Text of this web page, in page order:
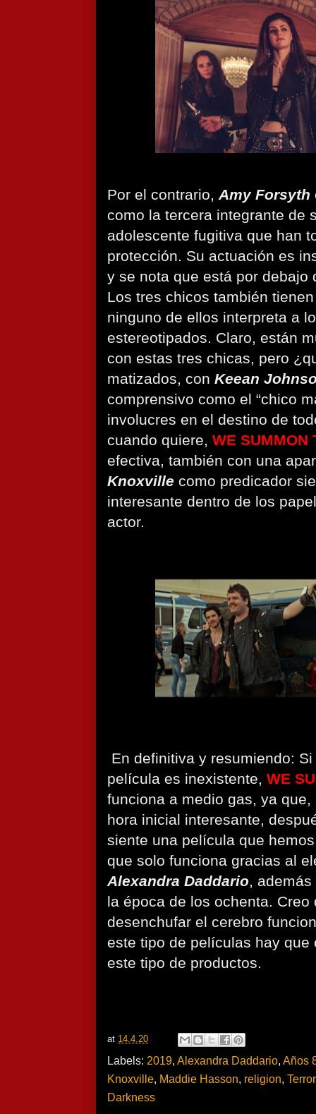
Por el contrario,Amy Forsyth
como la tercera integrante de
adolescente fugitiva que han
protección. Su actuación es
y se nota que está por debajo
Los tres chicos también
ninguno de ellos interpreta a
estereotipados. Claro, están
con estas tres chicas, pero
matizados, con Keean
comprensivo como el “chico
involucres en el destino de
cuando quiere, WE SUMMON
efectiva, también con una
Knoxville como predicador
interesante dentro de los
actor.
En definitiva y resumiendo:
película es inexistente, WE
funciona a medio gas, ya que,
hora inicial interesante,
siente una película que
que solo funciona gracias al
Alexandra Daddario,
la época de los ochenta.
desenchufar el cerebro
este tipo de películas hay
este tipo de productos.
at 14.4.20
Labels: 2019, Alexandra Daddario, Años
Knoxville, Maddie Hasson, religion, Terror
Darkness